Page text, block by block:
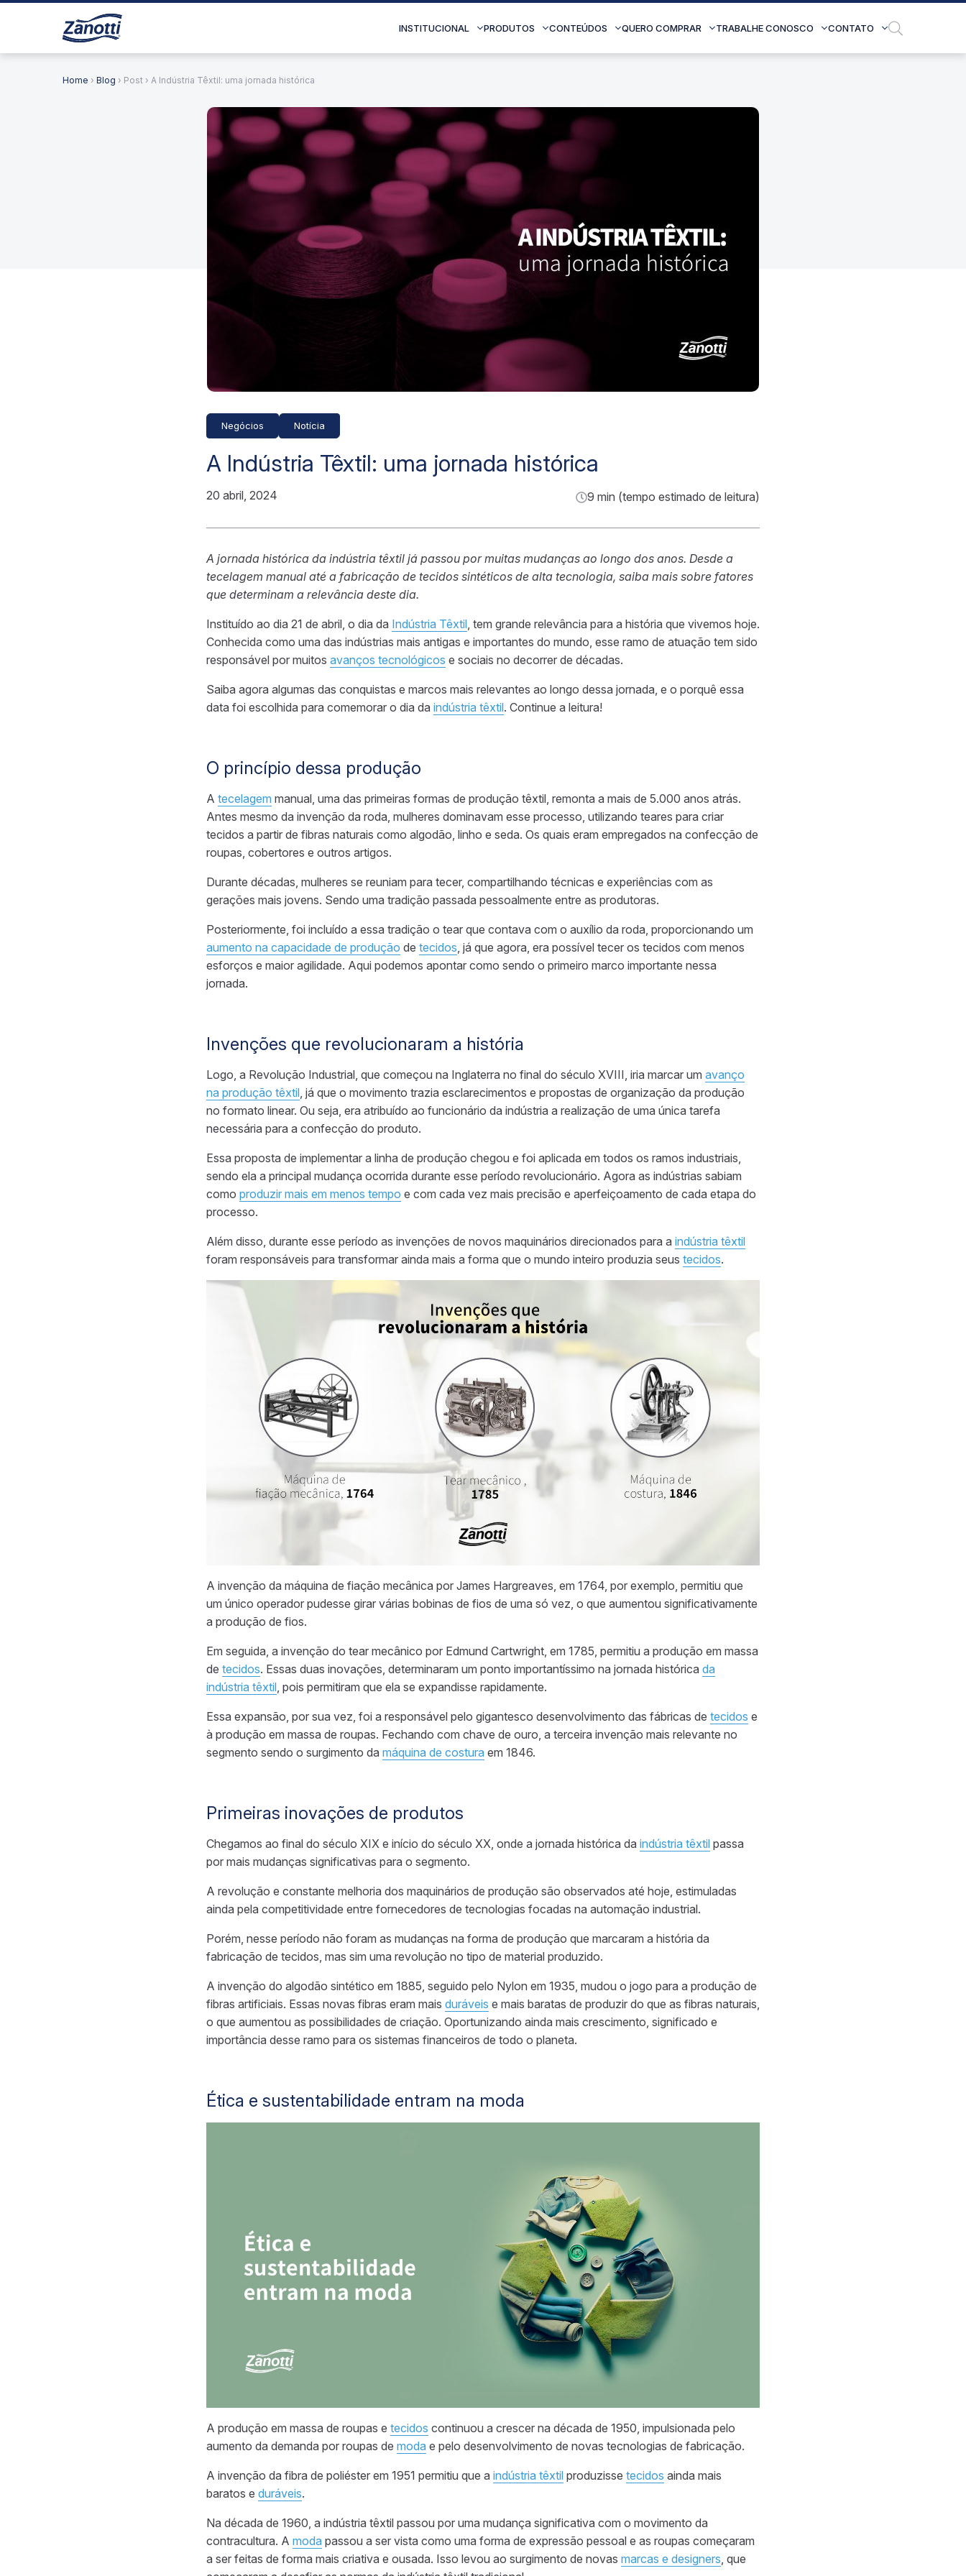
INSTITUCIONAL PRODUTOS CONTEÚDOS QUERO COMPRAR TRABALHE CONOSCO CONTATO
Home › Blog › Post › A Indústria Têxtil: uma jornada histórica
Negócios Notícia
A Indústria Têxtil: uma jornada histórica
20 abril, 2024 9 min (tempo estimado de leitura)
A jornada histórica da indústria têxtil já passou por muitas mudanças ao longo dos anos. Desde a
tecelagem manual até a fabricação de tecidos sintéticos de alta tecnologia, saiba mais sobre fatores
que determinam a relevância deste dia.
Instituído ao dia 21 de abril, o dia da Indústria Têxtil, tem grande relevância para a história que vivemos hoje.
Conhecida como uma das indústrias mais antigas e importantes do mundo, esse ramo de atuação tem sido
responsável por muitos avanços tecnológicos e sociais no decorrer de décadas.
Saiba agora algumas das conquistas e marcos mais relevantes ao longo dessa jornada, e o porquê essa
data foi escolhida para comemorar o dia da indústria têxtil. Continue a leitura!
O princípio dessa produção
A tecelagem manual, uma das primeiras formas de produção têxtil, remonta a mais de 5.000 anos atrás.
Antes mesmo da invenção da roda, mulheres dominavam esse processo, utilizando teares para criar
tecidos a partir de fibras naturais como algodão, linho e seda. Os quais eram empregados na confecção de
roupas, cobertores e outros artigos.
Durante décadas, mulheres se reuniam para tecer, compartilhando técnicas e experiências com as
gerações mais jovens. Sendo uma tradição passada pessoalmente entre as produtoras.
Posteriormente, foi incluído a essa tradição o tear que contava com o auxílio da roda, proporcionando um
aumento na capacidade de produção de tecidos, já que agora, era possível tecer os tecidos com menos
esforços e maior agilidade. Aqui podemos apontar como sendo o primeiro marco importante nessa
jornada.
Invenções que revolucionaram a história
Logo, a Revolução Industrial, que começou na Inglaterra no final do século XVIII, iria marcar um avanço
na produção têxtil, já que o movimento trazia esclarecimentos e propostas de organização da produção
no formato linear. Ou seja, era atribuído ao funcionário da indústria a realização de uma única tarefa
necessária para a confecção do produto.
Essa proposta de implementar a linha de produção chegou e foi aplicada em todos os ramos industriais,
sendo ela a principal mudança ocorrida durante esse período revolucionário. Agora as indústrias sabiam
como produzir mais em menos tempo e com cada vez mais precisão e aperfeiçoamento de cada etapa do
processo.
Além disso, durante esse período as invenções de novos maquinários direcionados para a indústria têxtil
foram responsáveis para transformar ainda mais a forma que o mundo inteiro produzia seus tecidos.
A invenção da máquina de fiação mecânica por James Hargreaves, em 1764, por exemplo, permitiu que
um único operador pudesse girar várias bobinas de fios de uma só vez, o que aumentou significativamente
a produção de fios.
Em seguida, a invenção do tear mecânico por Edmund Cartwright, em 1785, permitiu a produção em massa
de tecidos. Essas duas inovações, determinaram um ponto importantíssimo na jornada histórica da
indústria têxtil, pois permitiram que ela se expandisse rapidamente.
Essa expansão, por sua vez, foi a responsável pelo gigantesco desenvolvimento das fábricas de tecidos e
à produção em massa de roupas. Fechando com chave de ouro, a terceira invenção mais relevante no
segmento sendo o surgimento da máquina de costura em 1846.
Primeiras inovações de produtos
Chegamos ao final do século XIX e início do século XX, onde a jornada histórica da indústria têxtil passa
por mais mudanças significativas para o segmento.
A revolução e constante melhoria dos maquinários de produção são observados até hoje, estimuladas
ainda pela competitividade entre fornecedores de tecnologias focadas na automação industrial.
Porém, nesse período não foram as mudanças na forma de produção que marcaram a história da
fabricação de tecidos, mas sim uma revolução no tipo de material produzido.
A invenção do algodão sintético em 1885, seguido pelo Nylon em 1935, mudou o jogo para a produção de
fibras artificiais. Essas novas fibras eram mais duráveis e mais baratas de produzir do que as fibras naturais,
o que aumentou as possibilidades de criação. Oportunizando ainda mais crescimento, significado e
importância desse ramo para os sistemas financeiros de todo o planeta.
Ética e sustentabilidade entram na moda
A produção em massa de roupas e tecidos continuou a crescer na década de 1950, impulsionada pelo
aumento da demanda por roupas de moda e pelo desenvolvimento de novas tecnologias de fabricação.
A invenção da fibra de poliéster em 1951 permitiu que a indústria têxtil produzisse tecidos ainda mais
baratos e duráveis.
Na década de 1960, a indústria têxtil passou por uma mudança significativa com o movimento da
contracultura. A moda passou a ser vista como uma forma de expressão pessoal e as roupas começaram
a ser feitas de forma mais criativa e ousada. Isso levou ao surgimento de novas marcas e designers, que